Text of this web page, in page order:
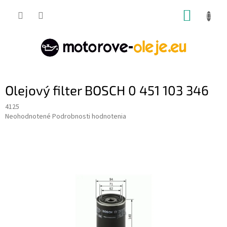
Olejový filter BOSCH 0 451 103 346
4125
Priemerné
Neohodnotené Podrobnosti hodnotenia